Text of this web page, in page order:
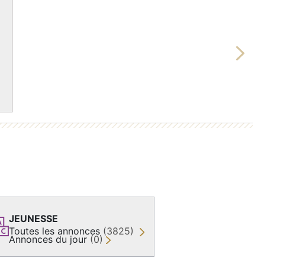
Next
JEUNESSE
Toutes les annonces (3825)
Annonces du jour (0)